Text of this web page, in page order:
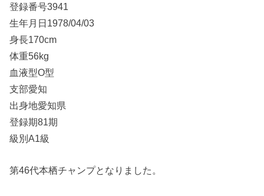
登録番号3941
生年月日1978/04/03
身長170cm
体重56kg
血液型O型
支部愛知
出身地愛知県
登録期81期
級別A1級
第46代本栖チャンプとなりました。